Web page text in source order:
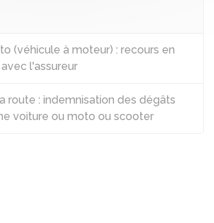
(véhicule à moteur) : recours en
l'assureur
route : indemnisation des dégâts
voiture ou moto ou scooter